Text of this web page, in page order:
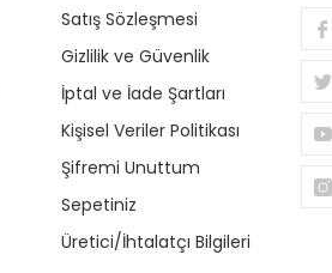
Satış Sözleşmesi
Gizlilik ve Güvenlik
İptal ve İade Şartları
Kişisel Veriler Politikası
Şifremi Unuttum
Sepetiniz
Üretici/İhtalatçı Bilgileri